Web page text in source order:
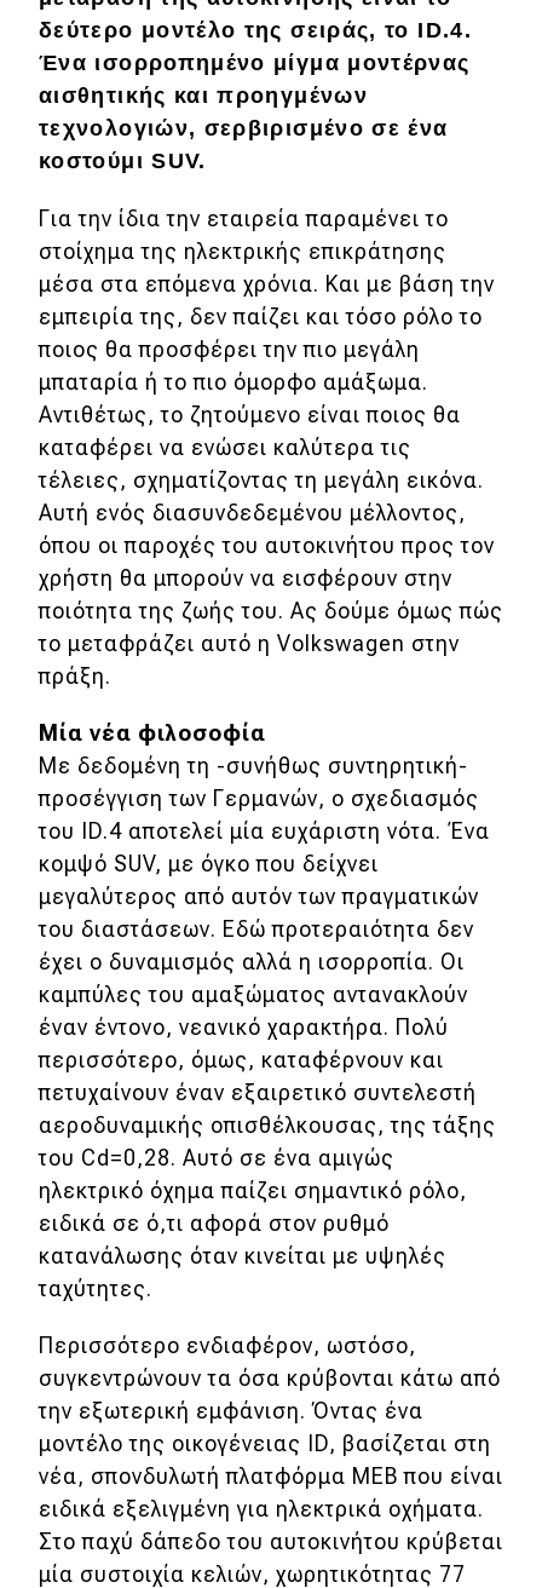
Επικαιρότητα
Νέα μοντέλα
Πρωτότυπα
Ελλάδα
Κόσμος
Τεχνολογία
Ασφάλεια
Αγορά
Απόψεις
Test Drive
Δοκιμή
Αποστολή
Συγκρίνουμε
Αγώνες
Formula 1
WRC
Motorsport
Eco
Νέα
Τεχνολογία
Mobility
Σταθμοί φόρτισης
Classic
Νέα
Παρουσιάσεις
DRIVE Away
MOTO
Μεταχειρισμένο
δεύτερο μοντέλο της σειράς, το ID.4.
Ένα ισορροπημένο μίγμα μοντέρνας
αισθητικής και προηγμένων
τεχνολογιών, σερβιρισμένο σε ένα
κοστούμι SUV.
Για την ίδια την εταιρεία παραμένει το
στοίχημα της ηλεκτρικής επικράτησης
μέσα στα επόμενα χρόνια. Και με βάση την
εμπειρία της, δεν παίζει και τόσο ρόλο το
ποιος θα προσφέρει την πιο μεγάλη
μπαταρία ή το πιο όμορφο αμάξωμα.
Αντιθέτως, το ζητούμενο είναι ποιος θα
καταφέρει να ενώσει καλύτερα τις
τέλειες, σχηματίζοντας τη μεγάλη εικόνα.
Αυτή ενός διασυνδεδεμένου μέλλοντος,
όπου οι παροχές του αυτοκινήτου προς τον
χρήστη θα μπορούν να εισφέρουν στην
ποιότητα της ζωής του. Ας δούμε όμως πώς
το μεταφράζει αυτό η Volkswagen στην
πράξη.
Μία νέα φιλοσοφία
Με δεδομένη τη -συνήθως συντηρητική-
προσέγγιση των Γερμανών, ο σχεδιασμός
του ID.4 αποτελεί μία ευχάριστη νότα. Ένα
κομψό SUV, με όγκο που δείχνει
μεγαλύτερος από αυτόν των πραγματικών
του διαστάσεων. Εδώ προτεραιότητα δεν
έχει ο δυναμισμός αλλά η ισορροπία. Οι
καμπύλες του αμαξώματος αντανακλούν
έναν έντονο, νεανικό χαρακτήρα. Πολύ
περισσότερο, όμως, καταφέρνουν και
πετυχαίνουν έναν εξαιρετικό συντελεστή
αεροδυναμικής οπισθέλκουσας, της τάξης
του Cd=0,28. Αυτό σε ένα αμιγώς
ηλεκτρικό όχημα παίζει σημαντικό ρόλο,
ειδικά σε ό,τι αφορά στον ρυθμό
κατανάλωσης όταν κινείται με υψηλές
ταχύτητες.
Περισσότερο ενδιαφέρον, ωστόσο,
συγκεντρώνουν τα όσα κρύβονται κάτω από
την εξωτερική εμφάνιση. Όντας ένα
μοντέλο της οικογένειας ID, βασίζεται στη
νέα, σπονδυλωτή πλατφόρμα ΜΕΒ που είναι
ειδικά εξελιγμένη για ηλεκτρικά οχήματα.
Στο παχύ δάπεδο του αυτοκινήτου κρύβεται
μία συστοιχία κελιών, χωρητικότητας 77